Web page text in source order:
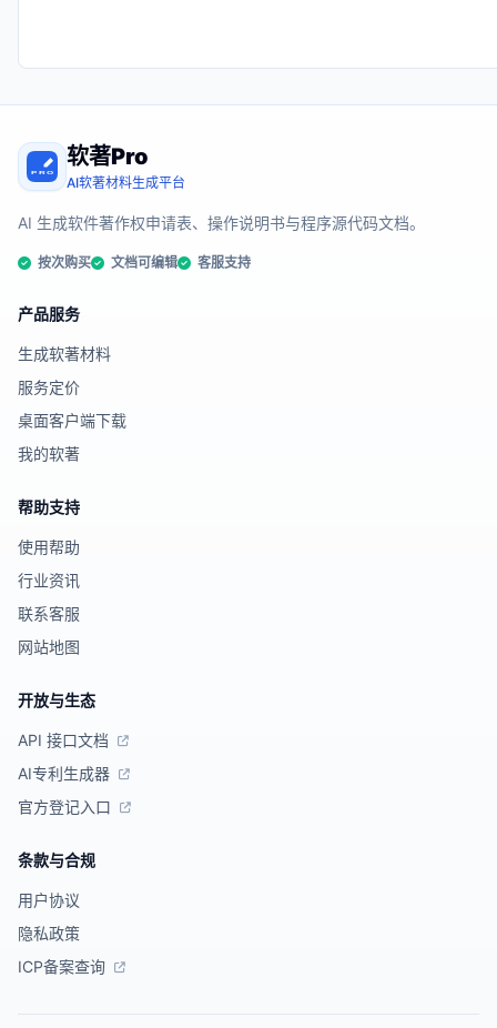
软著Pro
AI软著材料生成平台
AI 生成软件著作权申请表、操作说明书与程序源代码文档。
按次购买 文档可编辑 客服支持
产品服务
生成软著材料
服务定价
桌面客户端下载
我的软著
帮助支持
使用帮助
行业资讯
联系客服
网站地图
开放与生态
API 接口文档
AI专利生成器
官方登记入口
条款与合规
用户协议
隐私政策
ICP备案查询